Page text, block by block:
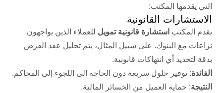
التي يقدمها المكتب:
الاستشارات القانونية
يقدم المكتب استشارة قانونية تمويل للعملاء الذين يواجهون
نزاعات مع البنوك. على سبيل المثال، يتم تحليل عقد القرض
بدقة لتحديد أي انتهاكات قانونية.
الفائدة: توفير حلول سريعة دون الحاجة إلى اللجوء إلى المحاكم.
النتيجة: حماية العميل من الخسائر المالية.